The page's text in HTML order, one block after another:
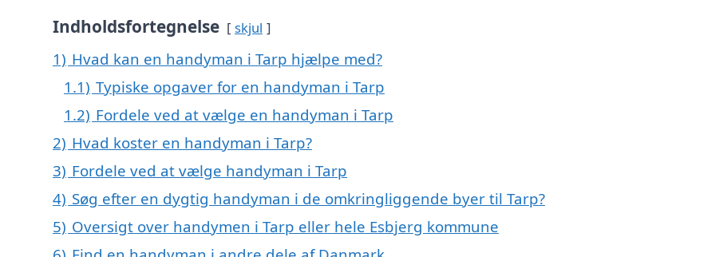
Indholdsfortegnelse skjul
1) Hvad kan en handyman i Tarp hjælpe med?
1.1) Typiske opgaver for en handyman i Tarp
1.2) Fordele ved at vælge en handyman i Tarp
2) Hvad koster en handyman i Tarp?
3) Fordele ved at vælge handyman i Tarp
4) Søg efter en dygtig handyman i de omkringliggende byer til Tarp?
5) Oversigt over handymen i Tarp eller hele Esbjerg kommune